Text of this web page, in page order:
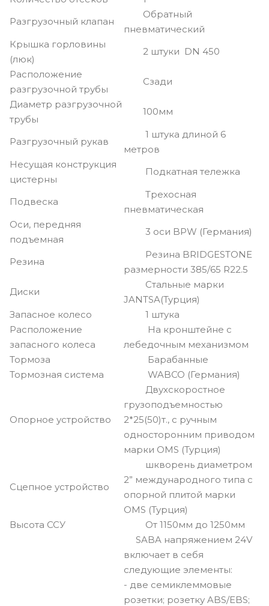
Разгрузочный клапан
Обратный
пневматический
Крышка горловины
(люк)
2 штуки DN 450
Расположение
разгрузочной трубы
Сзади
Диаметр разгрузочной
трубы
100мм
Разгрузочный рукав
1 штука длиной 6
метров
Несущая конструкция
цистерны
Подкатная тележка
Подвеска
Трехосная
пневматическая
Оси, передняя
подъемная
3 оси BPW (Германия)
Резина
Резина BRIDGESTONE
размерности 385/65 R22.5
Диски
Стальные марки
JANTSA(Турция)
Запасное колесо
1 штука
Расположение
запасного колеса
На кронштейне с
лебедочным механизмом
Тормоза
Барабанные
Тормозная система
WABCO (Германия)
Опорное устройство
Двухскоростное
грузоподъемностью
2*25(50)т., с ручным
односторонним приводом
марки OMS (Турция)
Сцепное устройство
шкворень диаметром
2” международного типа с
опорной плитой марки
OMS (Турция)
Высота ССУ
От 1150мм до 1250мм
SABA напряжением 24V
включает в себя
следующие элементы:
- две семиклеммовые
розетки; розетку ABS/EBS;